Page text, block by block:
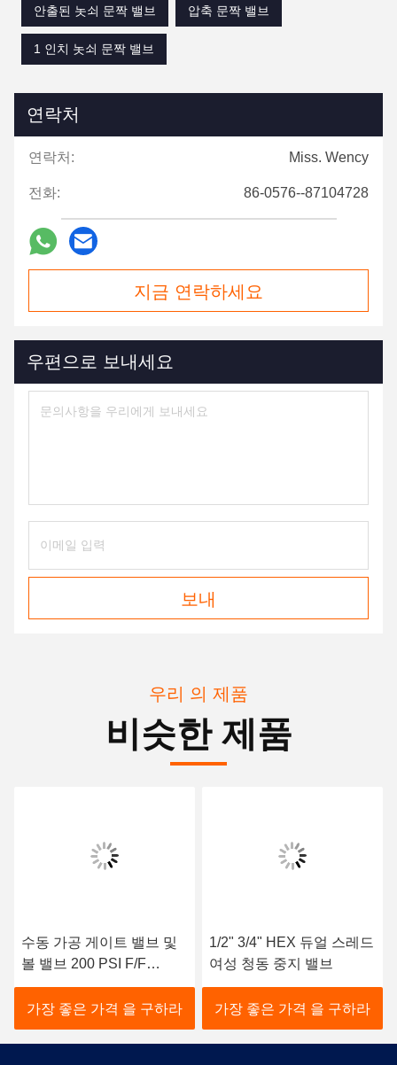
안출된 놋쇠 문짝 밸브
압축 문짝 밸브
1 인치 놋쇠 문짝 밸브
연락처
연락처: Miss. Wency
전화: 86-0576--87104728
지금 연락하세요
우편으로 보내세요
보내
우리 의 제품
비슷한 제품
수동 가공 게이트 밸브 및
볼 밸브 200 PSI F/F
ISO228/1 스레드 표면
가장 좋은 가격 을 구하라
1/2" 3/4" HEX 듀얼 스레드
여성 청동 중지 밸브
가장 좋은 가격 을 구하라